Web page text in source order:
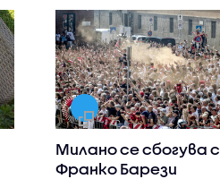
Милано се сбогува с
Франко Барези